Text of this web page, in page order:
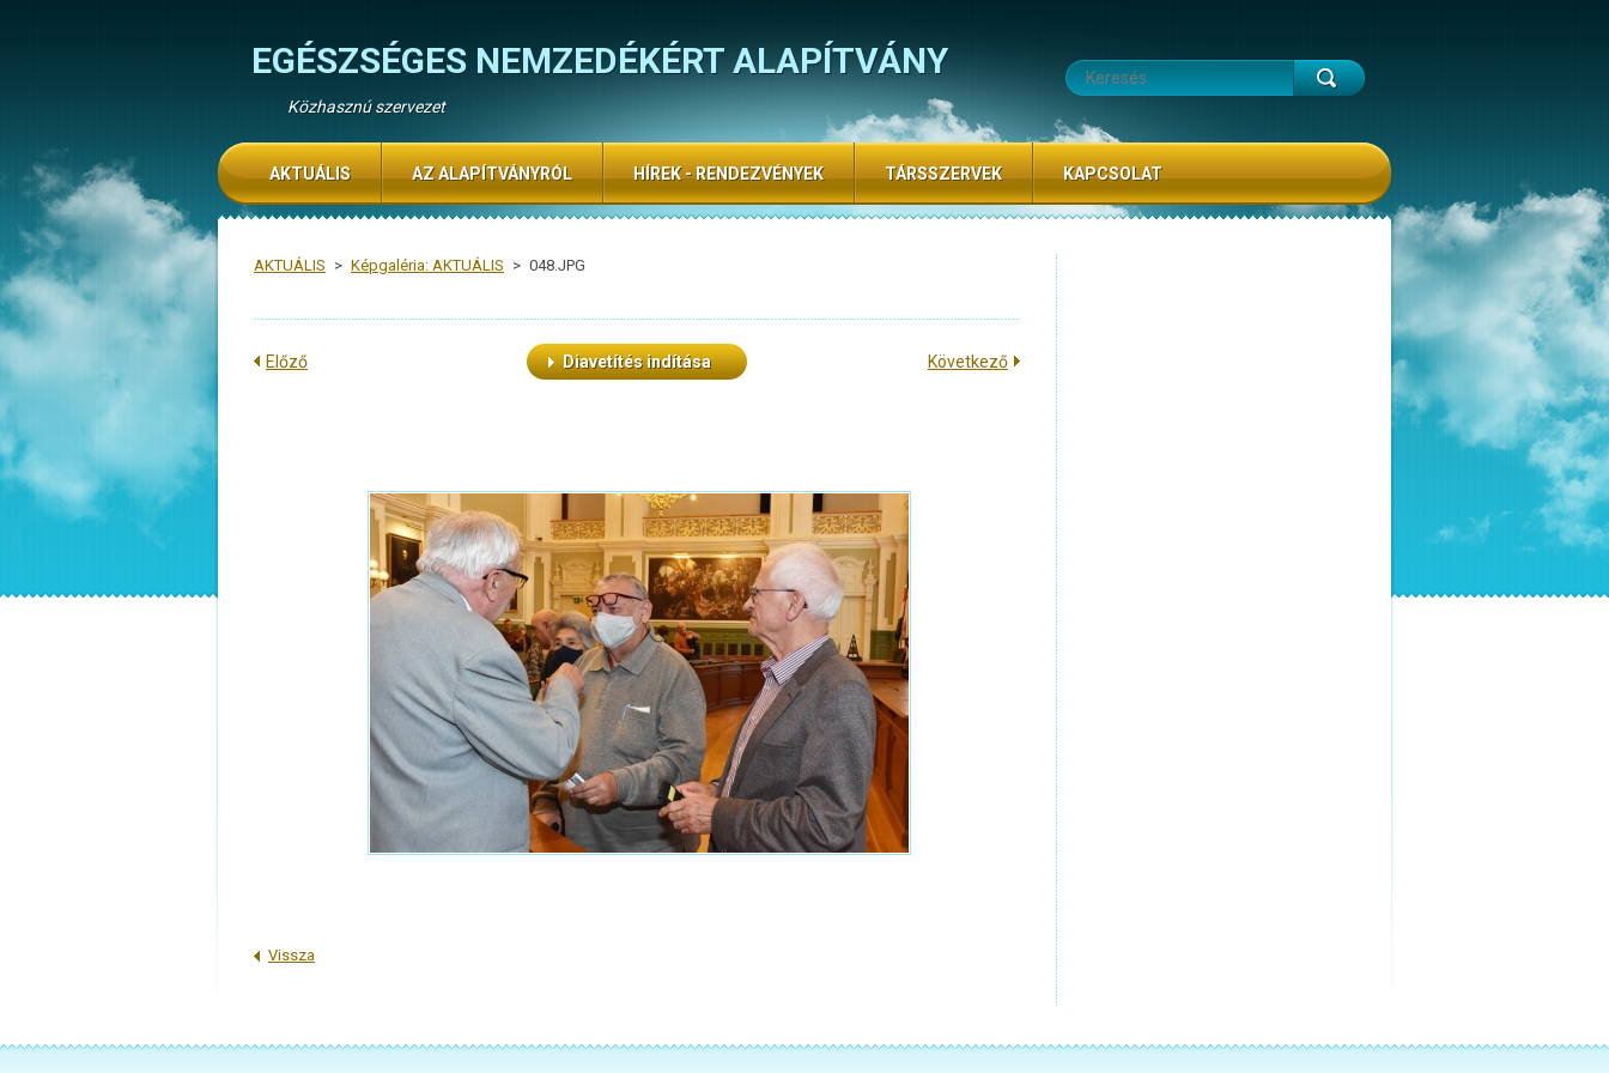
EGÉSZSÉGES NEMZEDÉKÉRT ALAPÍTVÁNY
Közhasznú szervezet
AKTUÁLIS > Képgaléria: AKTUÁLIS > 048.JPG
Előző Diavetítés indítása Következő
Vissza
AKTUÁLIS AZ ALAPÍTVÁNYRÓL HÍREK - RENDEZVÉNYEK TÁRSSZERVEK KAPCSOLAT